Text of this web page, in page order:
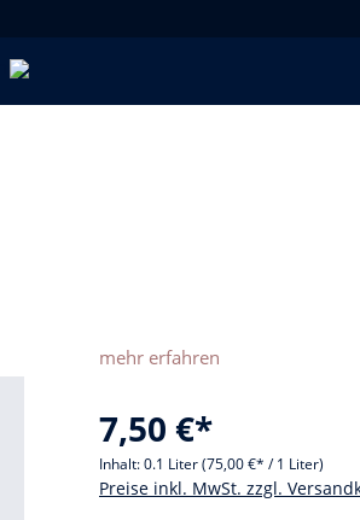
mehr erfahren
7,50 €*
Inhalt:0.1 Liter(75,00 €* / 1 Liter)
Preise inkl. MwSt. zzgl.